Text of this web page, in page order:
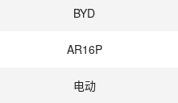
BYD
AR16P
电动